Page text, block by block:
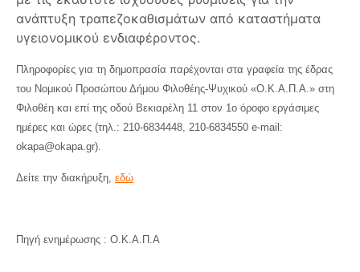
ανάπτυξη τραπεζοκαθισμάτων από καταστήματα
υγειονομικού ενδιαφέροντος.
Πληροφορίες για τη δημοπρασία παρέχονται στα γραφεία της έδρας
του Νομικού Προσώπου Δήμου Φιλοθέης-Ψυχικού «Ο.Κ.Α.Π.Α.» στη
Φιλοθέη και επί της οδού Βεκιαρέλη 11 στον 1ο όροφο εργάσιμες
ημέρες και ώρες (τηλ.: 210-6834448, 210-6834550 e-mail:
okapa@okapa.gr).
Δείτε την διακήρυξη, εδώ
Πηγή ενημέρωσης : Ο.Κ.Α.Π.Α